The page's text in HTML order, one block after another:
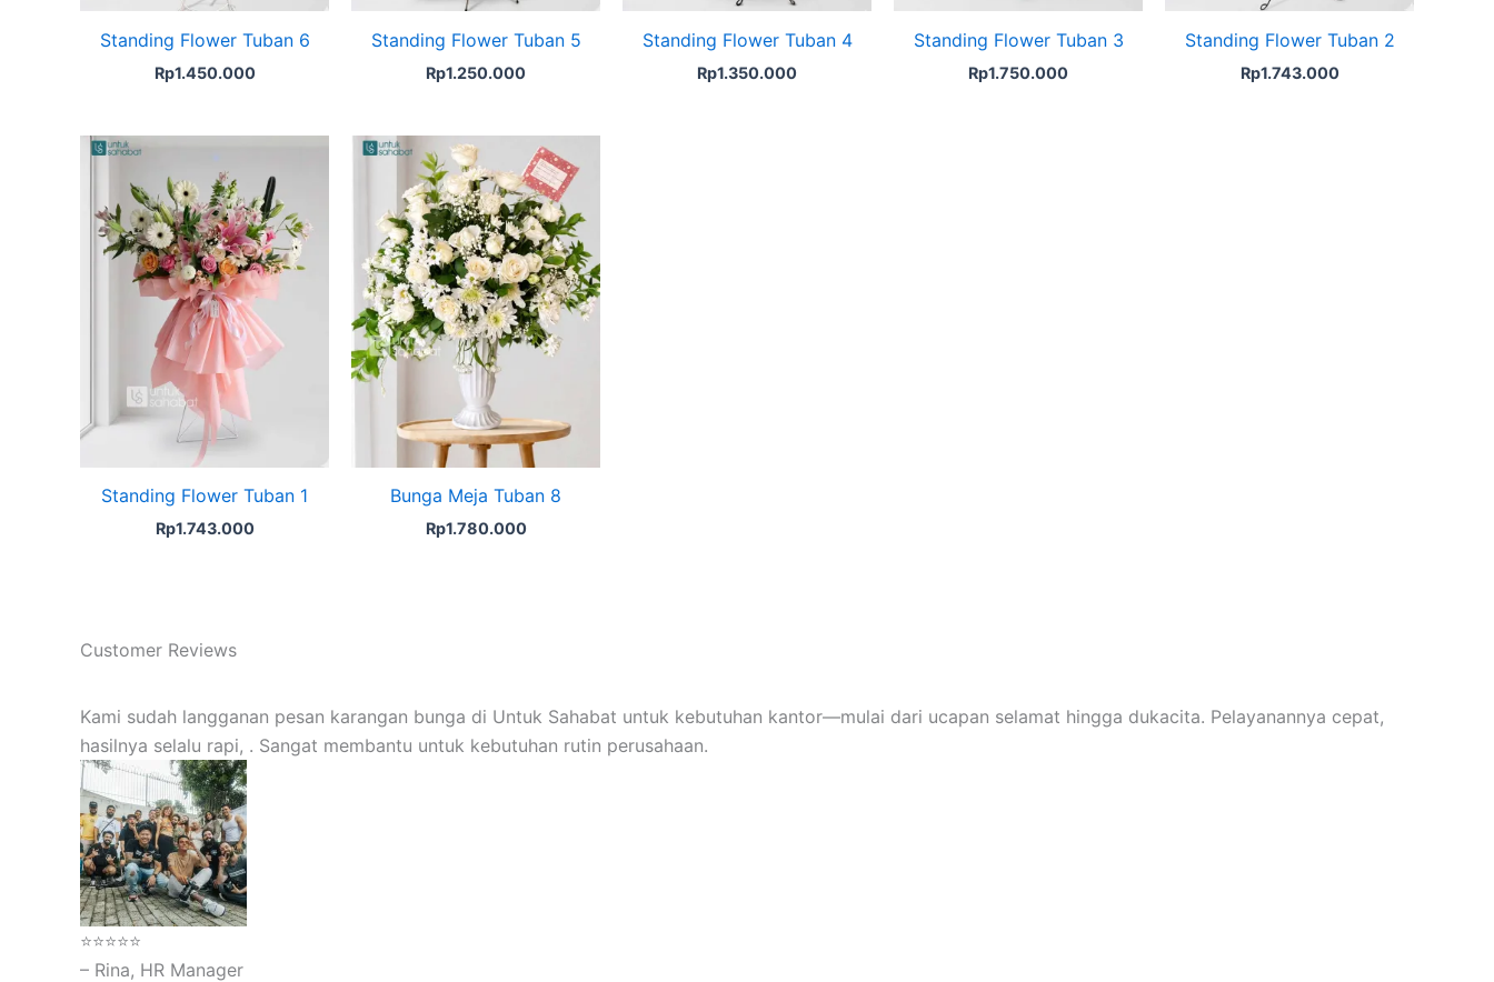
Standing Flower Tuban 6
Rp1.450.000
Standing Flower Tuban 5
Rp1.250.000
Standing Flower Tuban 4
Rp1.350.000
Standing Flower Tuban 3
Rp1.750.000
Standing Flower Tuban 2
Rp1.743.000
Standing Flower Tuban 1
Rp1.743.000
Bunga Meja Tuban 8
Rp1.780.000
Customer Reviews
Kami sudah langganan pesan karangan bunga di Untuk Sahabat untuk kebutuhan kantor—mulai dari ucapan selamat hingga dukacita. Pelayanannya cepat,
hasilnya selalu rapi, . Sangat membantu untuk kebutuhan rutin perusahaan.
⭐⭐⭐⭐⭐
– Rina, HR Manager